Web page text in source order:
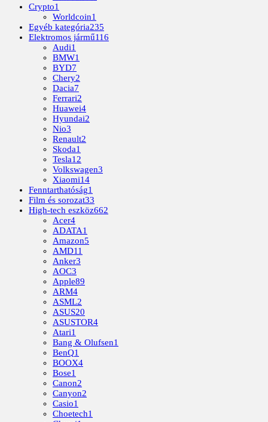
Crypto1
Worldcoin1
Egyéb kategória235
Elektromos jármű116
Audi1
BMW1
BYD7
Chery2
Dacia7
Ferrari2
Huawei4
Hyundai2
Nio3
Renault2
Skoda1
Tesla12
Volkswagen3
Xiaomi14
Fenntarthatóság1
Film és sorozat33
High-tech eszköz662
Acer4
ADATA1
Amazon5
AMD11
Anker3
AOC3
Apple89
ARM4
ASML2
ASUS20
ASUSTOR4
Atari1
Bang & Olufsen1
BenQ1
BOOX4
Bose1
Canon2
Canyon2
Casio1
Choetech1